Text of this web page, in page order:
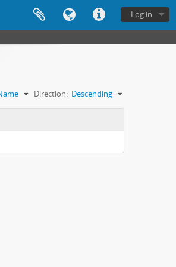
Log in
Direction: Descending